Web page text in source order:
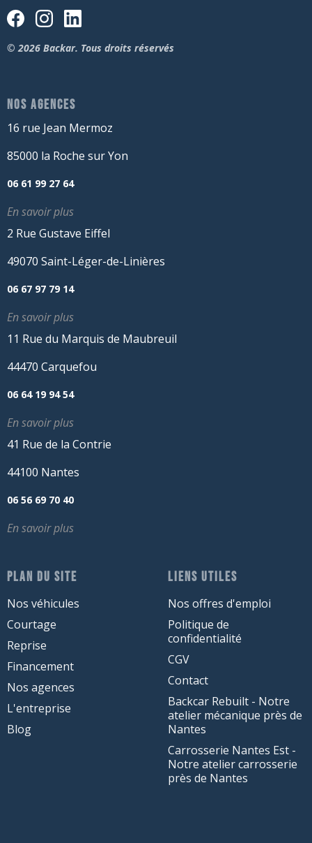
© 2026 Backar. Tous droits réservés
NOS AGENCES
16 rue Jean Mermoz
85000 la Roche sur Yon
06 61 99 27 64
En savoir plus
2 Rue Gustave Eiffel
49070 Saint-Léger-de-Linières
06 67 97 79 14
En savoir plus
11 Rue du Marquis de Maubreuil
44470 Carquefou
06 64 19 94 54
En savoir plus
41 Rue de la Contrie
44100 Nantes
06 56 69 70 40
En savoir plus
PLAN DU SITE
Nos véhicules
Courtage
Reprise
Financement
Nos agences
L'entreprise
Blog
LIENS UTILES
Nos offres d'emploi
Politique de
confidentialité
CGV
Contact
Backcar Rebuilt - Notre
atelier mécanique près de
Nantes
Carrosserie Nantes Est -
Notre atelier carrosserie
près de Nantes